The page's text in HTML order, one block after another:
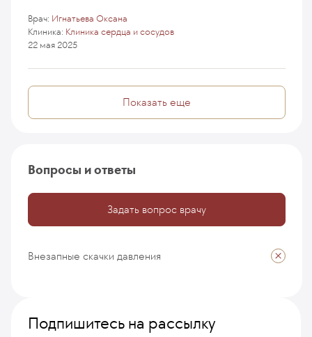
Клиника: Клиника сердца и сосудов
Врач: Игнатьева Оксана
22 мая 2025
Показать еще
Вопросы и ответы
Задать вопрос врачу
Внезапные скачки давления
Подпишитесь на рассылку